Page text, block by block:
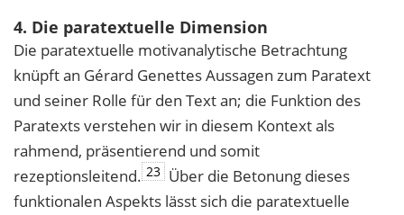
4. Die paratextuelle Dimension
Die paratextuelle motivanalytische Betrachtung
knüpft an Gérard Genettes Aussagen zum Paratext
und seiner Rolle für den Text an; die Funktion des
Paratexts verstehen wir in diesem Kontext als
rahmend, präsentierend und somit
rezeptionsleitend. 23 Über die Betonung dieses
funktionalen Aspekts lässt sich die paratextuelle